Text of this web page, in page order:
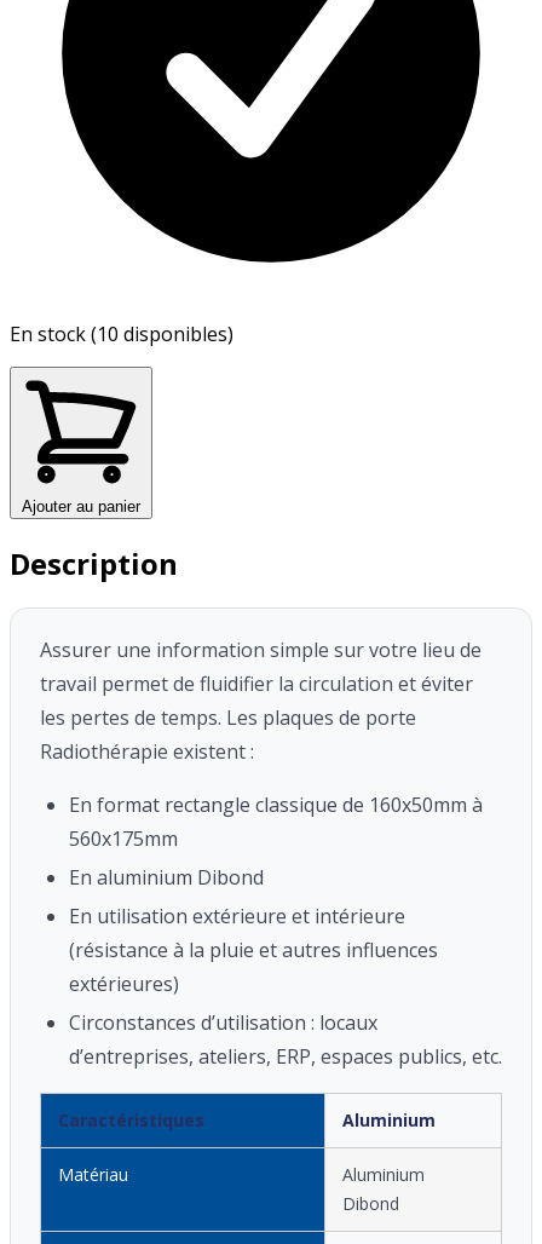
En stock (10 disponibles)
Ajouter au panier
Description
Assurer une information simple sur votre lieu de
travail permet de fluidifier la circulation et éviter
les pertes de temps. Les plaques de porte
Radiothérapie existent :
En format rectangle classique de 160x50mm à
560x175mm
En aluminium Dibond
En utilisation extérieure et intérieure
(résistance à la pluie et autres influences
extérieures)
Circonstances d’utilisation : locaux
d’entreprises, ateliers, ERP, espaces publics, etc.
Caractéristiques Aluminium
Matériau
Aluminium
Dibond